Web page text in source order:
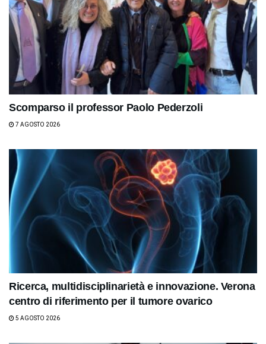
Scomparso il professor Paolo Pederzoli
7 AGOSTO 2026
Ricerca, multidisciplinarietà e innovazione. Verona
centro di riferimento per il tumore ovarico
5 AGOSTO 2026